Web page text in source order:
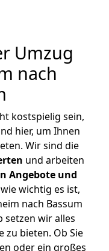
Umzug
nach
kostspielig sein,
hier, um Ihnen
Wir sind die
und arbeiten
Angebote und
wichtig es ist,
nach Bassum
setzen wir alles
zu bieten. Ob Sie
oder ein großes